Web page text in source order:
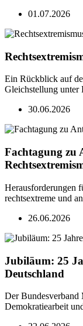
01.07.2026
Ein Rückblick auf
Gleichstellung unter
30.06.2026
Fachtagung zu
Herausforderungen
rechtsextreme und
26.06.2026
Jubiläum: 25
Deutschland
Der
Demokratiearbeit